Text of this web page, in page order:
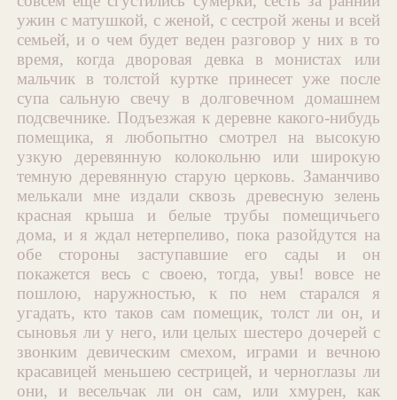
ужин с матушкой, с женой, с сестрой жены и всей
семьей, и о чем будет веден разговор у них в то
время, когда дворовая девка в монистах или
мальчик в толстой куртке принесет уже после
супа сальную свечу в долговечном домашнем
подсвечнике. Подъезжая к деревне какого-нибудь
помещика, я любопытно смотрел на высокую
узкую деревянную колокольню или широкую
темную деревянную старую церковь. Заманчиво
мелькали мне издали сквозь древесную зелень
красная крыша и белые трубы помещичьего
дома, и я ждал нетерпеливо, пока разойдутся на
обе стороны заступавшие его сады и он
покажется весь с своею, тогда, увы! вовсе не
пошлою, наружностью, к по нем старался я
угадать, кто таков сам помещик, толст ли он, и
сыновья ли у него, или целых шестеро дочерей с
звонким девическим смехом, играми и вечною
красавицей меньшею сестрицей, и черноглазы ли
они, и весельчак ли он сам, или хмурен, как